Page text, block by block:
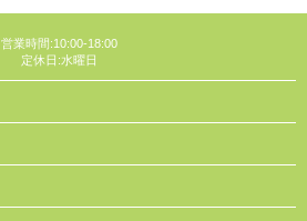
営業時間:10:00-18:00
定休日:水曜日